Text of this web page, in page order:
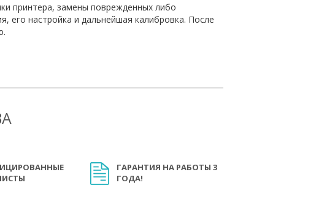
принтера, замены поврежденных либо
его настройка и дальнейшая калибровка. После
ГАРАНТИЯ НА РАБОТЫ 3
ГОДА!